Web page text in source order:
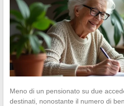
Meno di un pensionato su due
destinati, nonostante il numero di